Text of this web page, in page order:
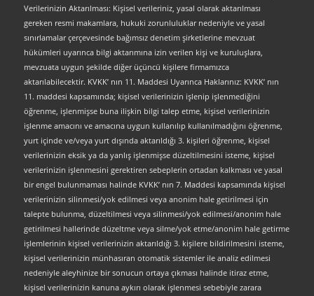
Verilerinizin Aktarılması: Kişisel verileriniz, yasal olarak aktarılması
gereken resmi makamlara, hukuki zorunluluklar nedeniyle ve yasal
sınırlamalar çerçevesinde bağımsız denetim şirketlerine mevzuat
hükümleri uyarınca bilgi aktarımına izin verilen kişi ve kuruluşlara,
mevzuata uygun şekilde diğer üçüncü kişilere firmamızca
aktarılabilecektir. KVKK’ nın 11. Maddesi Uyarınca Haklarınız: KVKK’ nın
11. maddesi kapsamında; kişisel verilerinizin işlenip işlenmediğini
öğrenme, işlenmişse buna ilişkin bilgi talep etme, kişisel verilerinizin
işlenme amacını ve amacına uygun kullanılıp kullanılmadığını öğrenme,
yurt içinde ve/veya yurt dışında aktarıldığı 3. kişileri öğrenme, kişisel
verilerinizin eksik ya da yanlış işlenmişse düzeltilmesini isteme, kişisel
verilerinizin işlenmesini gerektiren sebeplerin ortadan kalkması ve yasal
bir engel bulunmaması halinde KVKK’ nın 7. Maddesi kapsamında kişisel
verilerinizin silinmesi/yok edilmesi veya anonim hale getirilmesi için
talepte bulunma, düzeltilmesi veya silinmesi/yok edilmesi/anonim hale
getirilmesi hallerinde düzeltme veya silme/yok etme/anonim hale getirme
işlemlerinin kişisel verilerinizin aktarıldığı 3. kişilere bildirilmesini isteme,
kişisel verilerinizin münhasıran otomatik sistemler ile analiz edilmesi
nedeniyle aleyhinize bir sonucun ortaya çıkması halinde itiraz etme,
kişisel verilerinizin kanuna aykırı olarak işlenmesi sebebiyle zarara